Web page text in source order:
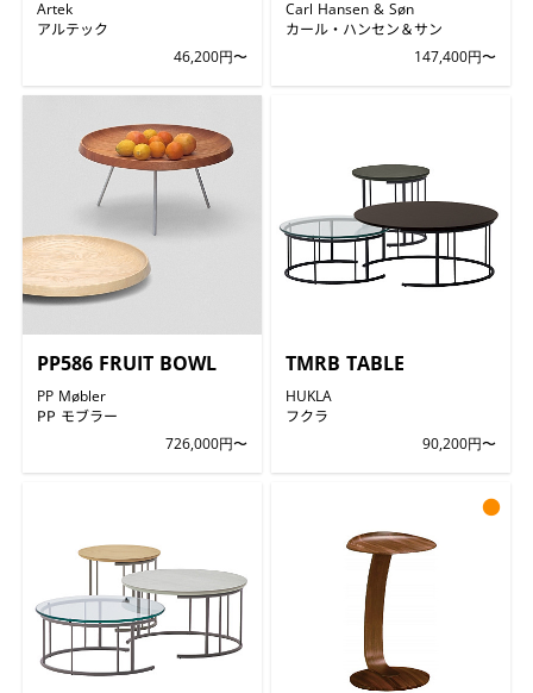
Artek
アルテック
46,200円〜
Carl Hansen & Søn
カール・ハンセン＆サン
147,400円〜
PP586 FRUIT BOWL
PP Møbler
PP モブラー
726,000円〜
TMRB TABLE
HUKLA
フクラ
90,200円〜
●